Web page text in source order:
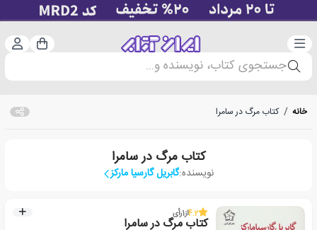
دسته‌بندی سبد
جستجوی کتاب، نویسنده و...
خانه / کتاب مرگ در سامرا
کتاب مرگ در سامرا
نویسنده:گابریل گارسیا مارکز
4.2از1رأی
کتاب مرگ در سامرا